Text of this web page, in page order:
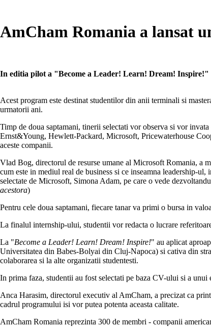
AmCham Romania a lansat
In editia pilot a "Become a Leader! Learn! Dream! Inspire!"
Acest program este destinat studentilor din anii terminali si
urmatorii ani.
Timp de doua saptamani, tinerii selectati vor observa si vor
Ernst&Young, Hewlett-Packard, Microsoft, Pricewaterhouse
aceste companii.
Vlad Bog, directorul de resurse umane al Microsoft Romania, a
cum este in mediul real de business si ce inseamna leadership-
selectate de Microsoft, Simona Adam, pe care o vede
acestora)
Pentru cele doua saptamani, fiecare tanar va primi o bursa in
La finalul internship-ului, studentii vor redacta o lucrare
La "Become a Leader! Learn! Dream! Inspire!" au aplicat
Universitatea din Babes-Bolyai din Cluj-Napoca) si cativa din
colaborarea si la alte organizatii studentesti.
In prima faza, studentii au fost selectati pe baza CV-ului si a unui
Anca Harasim, directorul executiv al AmCham, a precizat ca
cadrul programului isi vor putea potenta aceasta calitate.
AmCham Romania reprezinta 300 de membri - companii